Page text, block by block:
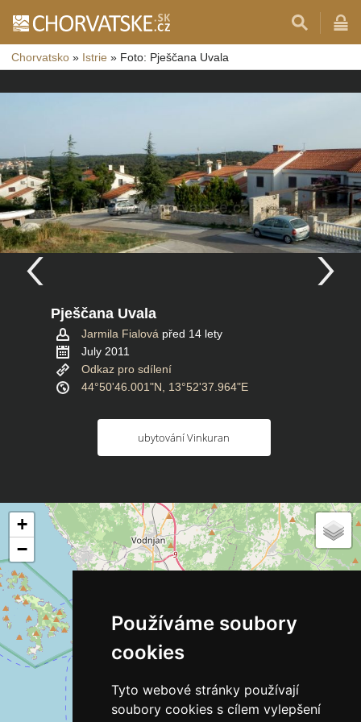
Používáme soubory
cookies
Tyto webové stránky používají
soubory cookies s cílem vylepšení
Chorvatsko » Istrie » Foto: Pješčana Uvala
Pješčana Uvala
Jarmila Fialová před 14 lety
July 2011
Odkaz pro sdílení
44°50'46.001"N, 13°52'37.964"E
ubytování Vinkuran
+
−